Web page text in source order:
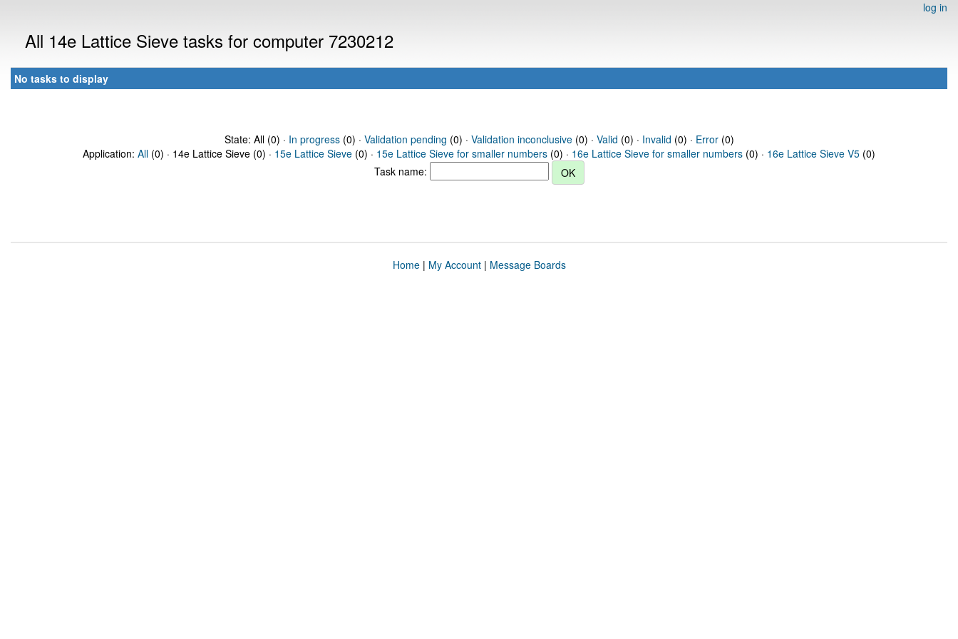
log in
All 14e Lattice Sieve tasks for computer 7230212
No tasks to display
State: All (0) · In progress(0) · Validation pending (0) · Validation inconclusive(0) · Valid (0) · Invalid (0) · Error(0)
Application: All (0) · 14e Lattice Sieve (0) · 15e Lattice Sieve (0) · 15e Lattice Sieve for smaller numbers (0) · 16e Lattice Sieve for smaller numbers (0) · 16e Lattice Sieve V5 (0)
Task name:
Home| My Account| Message Boards